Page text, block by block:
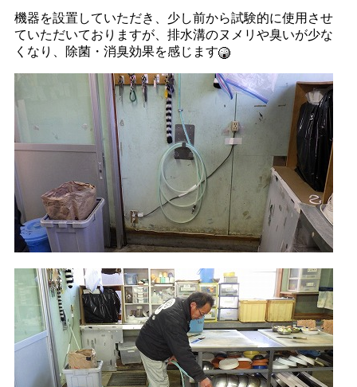
機器を設置していただき、少し前から試験的に使用させ
ていただいておりますが、排水溝のヌメリや臭いが少な
くなり、除菌・消臭効果を感じます